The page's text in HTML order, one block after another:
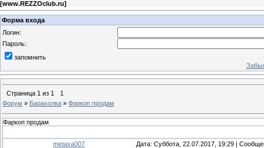
[www.REZZOclub.ru]
Форма входа
Логин:
Пароль:
запомнить
Страница 1 из 1
1
Форум » Барахолка » Фаркоп продам
Фаркоп продам
metaxa007
Дата: Суббота, 22.07.2017, 19:29 |